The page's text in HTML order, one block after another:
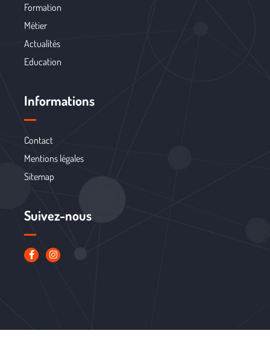
Formation
Métier
Actualités
Education
Informations
Contact
Mentions légales
Sitemap
Suivez-nous